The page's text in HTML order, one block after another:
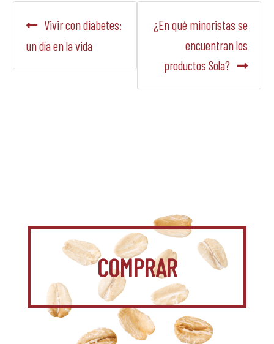
Navegación
de
entradas
Anterior:
Vivir con diabetes:
un día en la vida
Siguiente:
¿En qué minoristas se
encuentran los
productos Sola?
COMPRAR